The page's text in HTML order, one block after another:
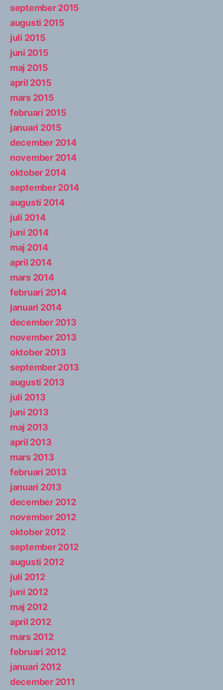
september 2015
augusti 2015
juli 2015
juni 2015
maj 2015
april 2015
mars 2015
februari 2015
januari 2015
december 2014
november 2014
oktober 2014
september 2014
augusti 2014
juli 2014
juni 2014
maj 2014
april 2014
mars 2014
februari 2014
januari 2014
december 2013
november 2013
oktober 2013
september 2013
augusti 2013
juli 2013
juni 2013
maj 2013
april 2013
mars 2013
februari 2013
januari 2013
december 2012
november 2012
oktober 2012
september 2012
augusti 2012
juli 2012
juni 2012
maj 2012
april 2012
mars 2012
februari 2012
januari 2012
december 2011